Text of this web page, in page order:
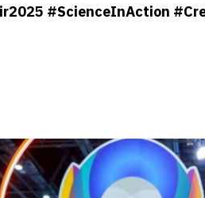
#ScienceInAction